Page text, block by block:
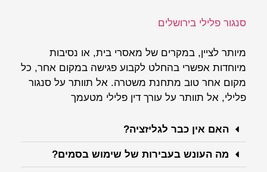
סנגור פלילי בירושלים
מיותר לציין, במקרים של מאסרי בית, או נסיבות
מיוחדות אפשרי בהחלט לקבוע פגישה במקום אחר, כל
מקום אחר טוב מתחנת משטרה. אל תוותר על סנגור
פלילי, אל תוותר על עורך דין פלילי מטעמך
האם אין כבר לגליזציה?
מה העונש בעבירות של שימוש בסמים?